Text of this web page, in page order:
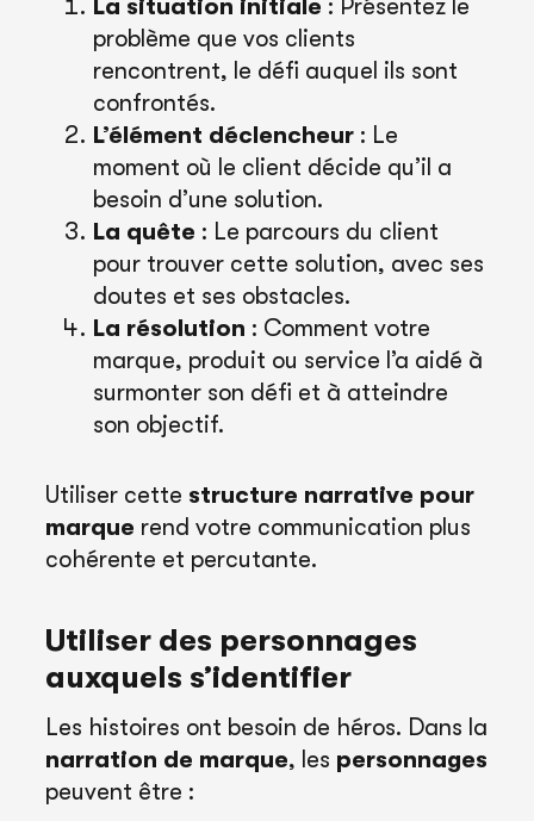
La situation initiale : Présentez le
problème que vos clients
rencontrent, le défi auquel ils sont
confrontés.
L’élément déclencheur : Le
moment où le client décide qu’il a
besoin d’une solution.
La quête : Le parcours du client
pour trouver cette solution, avec ses
doutes et ses obstacles.
La résolution : Comment votre
marque, produit ou service l’a aidé à
surmonter son défi et à atteindre
son objectif.
Utiliser cette structure narrative pour
marque rend votre communication plus
cohérente et percutante.
Utiliser des personnages
auxquels s’identifier
Les histoires ont besoin de héros. Dans la
narration de marque, les personnages
peuvent être :